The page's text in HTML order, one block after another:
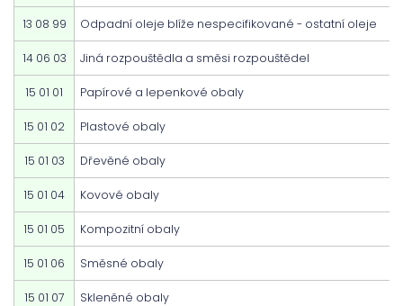
13 08 99 Odpadní oleje blíže nespecifikované - ostatní oleje
14 06 03 Jiná rozpouštědla a směsi rozpouštědel
15 01 01 Papírové a lepenkové obaly
15 01 02 Plastové obaly
15 01 03 Dřevěné obaly
15 01 04 Kovové obaly
15 01 05 Kompozitní obaly
15 01 06 Směsné obaly
15 01 07 Skleněné obaly